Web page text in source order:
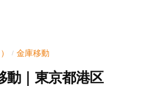
/ 金庫移動
動｜東京都港区